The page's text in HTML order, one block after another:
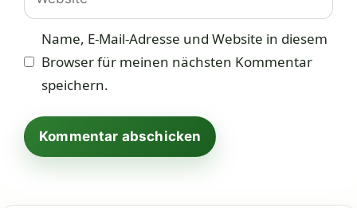
Name, E-Mail-Adresse und Website in diesem
Browser für meinen nächsten Kommentar
speichern.